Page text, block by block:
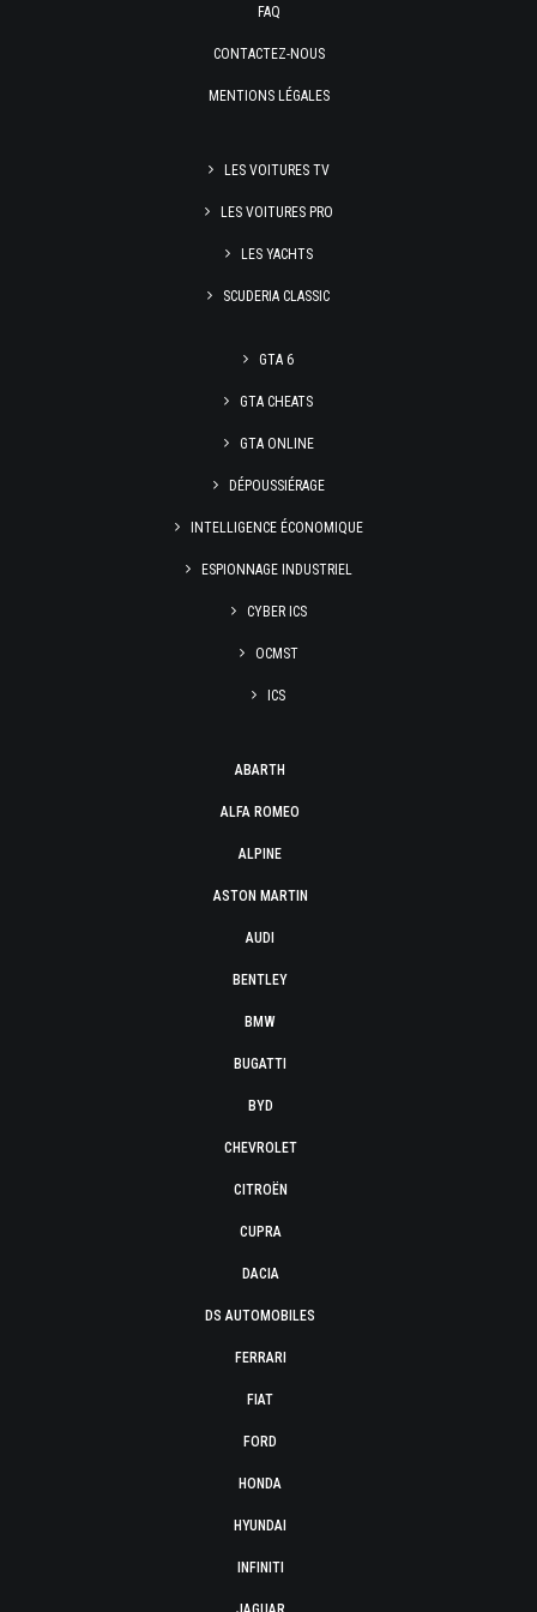
FAQ
CONTACTEZ-NOUS
MENTIONS LÉGALES
LES VOITURES TV
LES VOITURES PRO
LES YACHTS
SCUDERIA CLASSIC
GTA 6
GTA CHEATS
GTA ONLINE
DÉPOUSSIÉRAGE
INTELLIGENCE ÉCONOMIQUE
ESPIONNAGE INDUSTRIEL
CYBER ICS
OCMST
ICS
ABARTH
ALFA ROMEO
ALPINE
ASTON MARTIN
AUDI
BENTLEY
BMW
BUGATTI
BYD
CHEVROLET
CITROËN
CUPRA
DACIA
DS AUTOMOBILES
FERRARI
FIAT
FORD
HONDA
HYUNDAI
INFINITI